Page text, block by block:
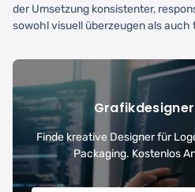
der Umsetzung konsistenter,
sowohl visuell überzeugen als
Finde kreative Designer für
Packaging. Kostenlos